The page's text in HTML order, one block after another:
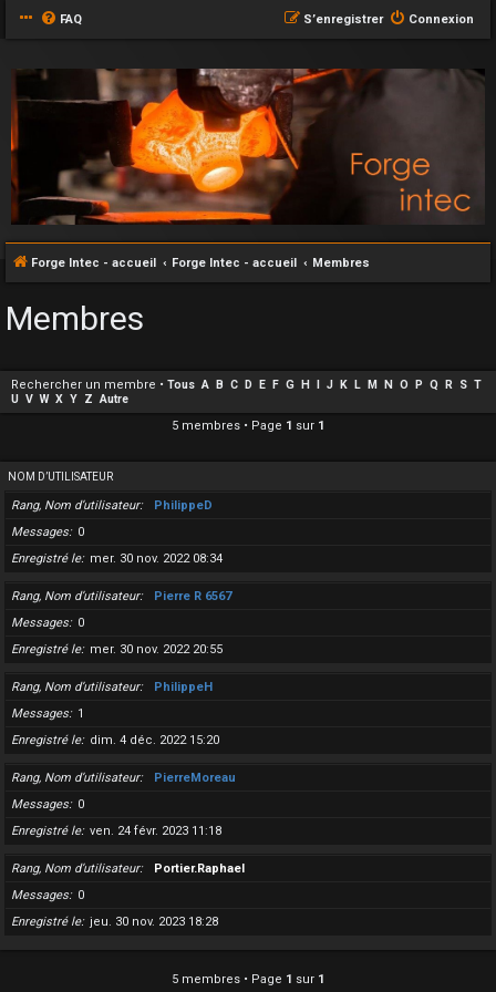
FAQ Connexion
S’enregistrer
Forge Intec - accueil Forge Intec - accueil Membres
Membres
Rechercher un membre • Tous A B C D E F G H I J K L M N O P Q R S T
U V W X Y Z Autre
5 membres • Page 1 sur 1
NOM D’UTILISATEUR
Rang, Nom d’utilisateur
PhilippeD
Messages
0
Enregistré le
mer. 30 nov. 2022 08:34
Rang, Nom d’utilisateur
Pierre R 6567
Messages
0
Enregistré le
mer. 30 nov. 2022 20:55
Rang, Nom d’utilisateur
PhilippeH
Messages
1
Enregistré le
dim. 4 déc. 2022 15:20
Rang, Nom d’utilisateur
PierreMoreau
Messages
0
Enregistré le
ven. 24 févr. 2023 11:18
Rang, Nom d’utilisateur
Portier.Raphael
Messages
0
Enregistré le
jeu. 30 nov. 2023 18:28
5 membres • Page 1 sur 1